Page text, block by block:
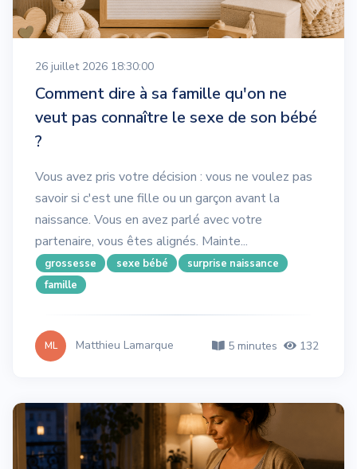
26 juillet 2026 18:30:00
Comment dire à sa famille qu'on ne
veut pas connaître le sexe de son bébé
?
Vous avez pris votre décision : vous ne voulez pas
savoir si c'est une fille ou un garçon avant la
naissance. Vous en avez parlé avec votre
partenaire, vous êtes alignés. Mainte...
grossesse sexe bébé
surprise naissance
famille
ML Matthieu Lamarque 5 minutes 132